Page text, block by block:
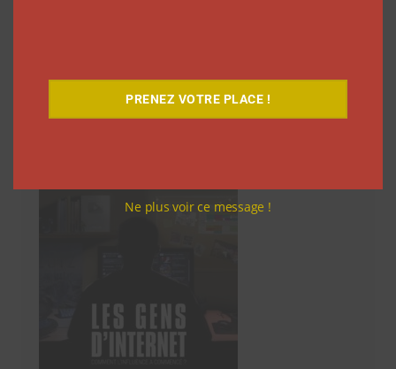
Découvrez notre documentaire
PRENEZ VOTRE PLACE !
Ne plus voir ce message !